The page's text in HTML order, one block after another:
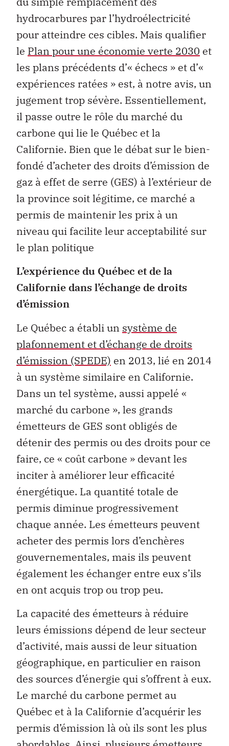
hydrocarbures par l’hydroélectricité
pour atteindre ces cibles. Mais qualifier
le Plan pour une économie verte 2030 et
les plans précédents d’« échecs » et d’«
expériences ratées » est, à notre avis, un
jugement trop sévère. Essentiellement,
il passe outre le rôle du marché du
carbone qui lie le Québec et la
Californie. Bien que le débat sur le bien-
fondé d’acheter des droits d’émission de
gaz à effet de serre (GES) à l’extérieur de
la province soit légitime, ce marché a
permis de maintenir les prix à un
niveau qui facilite leur acceptabilité sur
le plan politique
L’expérience du Québec et de la
Californie dans l’échange de droits
d’émission
Le Québec a établi un système de
plafonnement et d’échange de droits
d’émission (SPEDE) en 2013, lié en 2014
à un système similaire en Californie.
Dans un tel système, aussi appelé «
marché du carbone », les grands
émetteurs de GES sont obligés de
détenir des permis ou des droits pour ce
faire, ce « coût carbone » devant les
inciter à améliorer leur efficacité
énergétique. La quantité totale de
permis diminue progressivement
chaque année. Les émetteurs peuvent
acheter des permis lors d’enchères
gouvernementales, mais ils peuvent
également les échanger entre eux s’ils
en ont acquis trop ou trop peu.
La capacité des émetteurs à réduire
leurs émissions dépend de leur secteur
d’activité, mais aussi de leur situation
géographique, en particulier en raison
des sources d’énergie qui s’offrent à eux.
Le marché du carbone permet au
Québec et à la Californie d’acquérir les
permis d’émission là où ils sont les plus